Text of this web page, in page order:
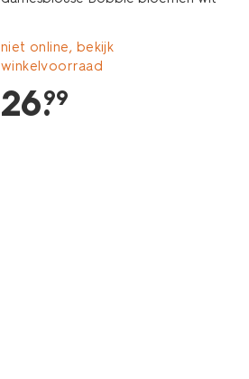
niet online, bekijk
winkelvoorraad
26.
99